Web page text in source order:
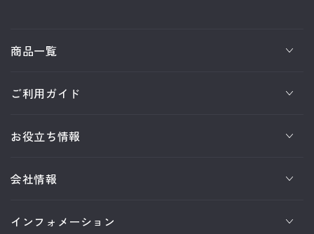
商品一覧
ご利用ガイド
お役立ち情報
会社情報
インフォメーション